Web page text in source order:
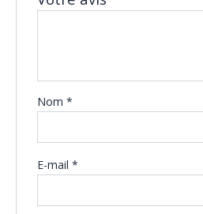
Nom *
E-mail *